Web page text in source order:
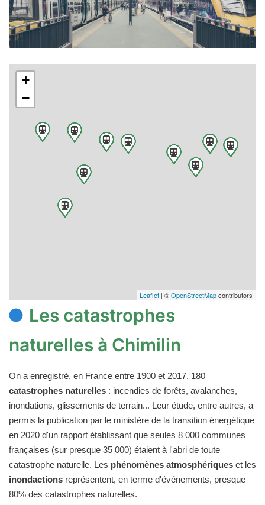
+
−
Leaflet | ©OpenStreetMapcontributors
Les catastrophes
naturelles à Chimilin
On a enregistré, en France entre 1900 et 2017, 180
catastrophes naturelles : incendies de forêts, avalanches,
inondations, glissements de terrain... Leur étude, entre autres, a
permis la publication par le ministère de la transition énergétique
en 2020 d'un rapport établissant que seules 8 000 communes
françaises (sur presque 35 000) étaient à l'abri de toute
catastrophe naturelle. Les phénomènes atmosphériques et les
inondactions représentent, en terme d'événements, presque
80% des catastrophes naturelles.